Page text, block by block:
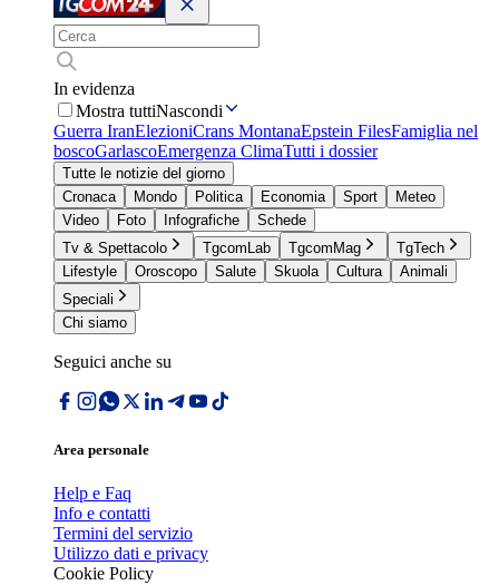
In evidenza
Mostra tuttiNascondi
Guerra IranElezioniCrans MontanaEpstein FilesFamiglia nel
boscoGarlascoEmergenza ClimaTutti i dossier
Tutte le notizie del giorno
Cronaca
Mondo Politica Economia Sport
Meteo
Video
Foto Infografiche
Schede
Tv & Spettacolo
TgcomLab TgcomMag
TgTech
Lifestyle
Oroscopo Salute Skuola Cultura
Animali
Speciali
Chi siamo
Seguici anche su
Area personale
Help e Faq
Info e contatti
Termini del servizio
Utilizzo dati e privacy
Cookie Policy